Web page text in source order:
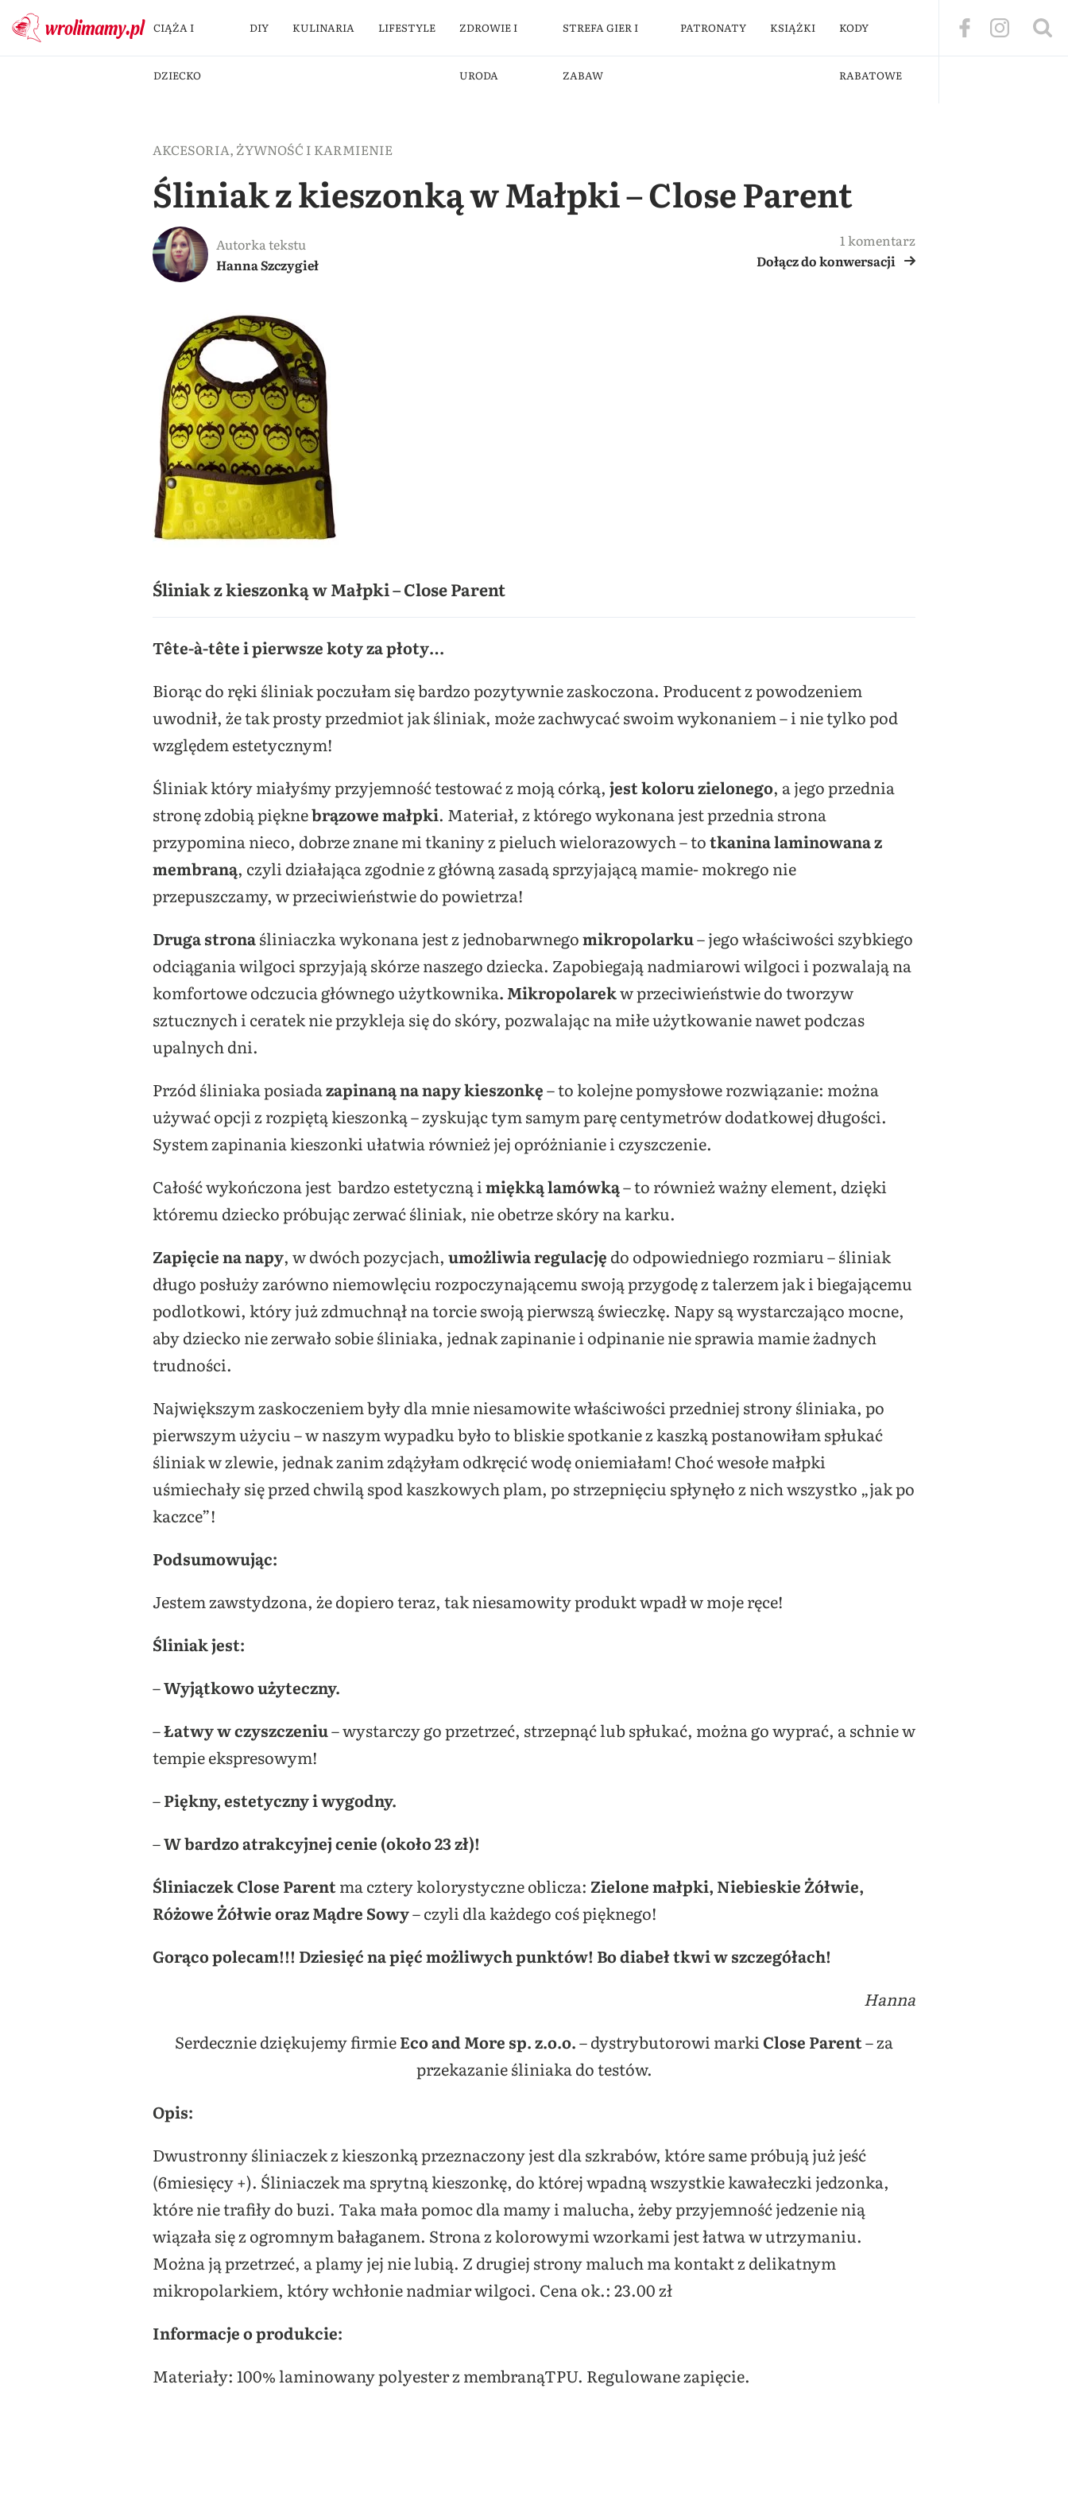
CIĄŻA I
DZIECKO
DIY KULINARIA LIFESTYLE ZDROWIE I
URODA
STREFA GIER I
ZABAW
PATRONATY KSIĄŻKI KODY
RABATOWE
AKCESORIA, ŻYWNOŚĆ I KARMIENIE
Śliniak z kieszonką w Małpki – Close Parent
Autorka tekstu
Hanna Szczygieł
1 komentarz
Dołącz do konwersacji
Śliniak z kieszonką w Małpki – Close Parent
Tête-à-tête i pierwsze koty za płoty…
Biorąc do ręki śliniak poczułam się bardzo pozytywnie zaskoczona. Producent z powodzeniem
uwodnił, że tak prosty przedmiot jak śliniak, może zachwycać swoim wykonaniem – i nie tylko pod
względem estetycznym!
Śliniak który miałyśmy przyjemność testować z moją córką, jest koloru zielonego, a jego przednia
stronę zdobią pięknebrązowe małpki. Materiał, z którego wykonana jest przednia strona
przypomina nieco, dobrze znane mi tkaniny z pieluch wielorazowych – totkanina laminowana z
membraną, czyli działająca zgodnie z główną zasadą sprzyjającą mamie- mokrego nie
przepuszczamy, w przeciwieństwie do powietrza!
Druga stronaśliniaczka wykonana jest z jednobarwnegomikropolarku– jego właściwości szybkiego
odciągania wilgoci sprzyjają skórze naszego dziecka. Zapobiegają nadmiarowi wilgoci i pozwalają na
komfortowe odczucia głównego użytkownika. Mikropolarekw przeciwieństwie do tworzyw
sztucznych i ceratek nie przykleja się do skóry, pozwalając na miłe użytkowanie nawet podczas
upalnych dni.
Przód śliniaka posiadazapinaną na napy kieszonkę– to kolejne pomysłowe rozwiązanie: można
używać opcji z rozpiętą kieszonką – zyskując tym samym parę centymetrów dodatkowej długości.
System zapinania kieszonki ułatwia również jej opróżnianie i czyszczenie.
Całość wykończona jest bardzo estetyczną imiękką lamówką– to również ważny element, dzięki
któremu dziecko próbując zerwać śliniak, nie obetrze skóry na karku.
Zapięcie na napy, w dwóch pozycjach, umożliwia regulację do odpowiedniego rozmiaru – śliniak
długo posłuży zarówno niemowlęciu rozpoczynającemu swoją przygodę z talerzem jak i biegającemu
podlotkowi, który już zdmuchnął na torcie swoją pierwszą świeczkę. Napy są wystarczająco mocne,
aby dziecko nie zerwało sobie śliniaka, jednak zapinanie i odpinanie nie sprawia mamie żadnych
trudności.
Największym zaskoczeniem były dla mnie niesamowite właściwości przedniej strony śliniaka, po
pierwszym użyciu – w naszym wypadku było to bliskie spotkanie z kaszką postanowiłam spłukać
śliniak w zlewie, jednak zanim zdążyłam odkręcić wodę oniemiałam! Choć wesołe małpki
uśmiechały się przed chwilą spod kaszkowych plam, po strzepnięciu spłynęło z nich wszystko „jak po
kaczce”!
Podsumowując:
Jestem zawstydzona, że dopiero teraz, tak niesamowity produkt wpadł w moje ręce!
Śliniak jest:
–Wyjątkowo użyteczny.
–Łatwy w czyszczeniu– wystarczy go przetrzeć, strzepnąć lub spłukać, można go wyprać, a schnie w
tempie ekspresowym!
–Piękny, estetyczny i wygodny.
–W bardzo atrakcyjnej cenie (około 23 zł)!
Śliniaczek Close Parentma cztery kolorystyczne oblicza: Zielone małpki, Niebieskie Żółwie,
Różowe Żółwie oraz Mądre Sowy– czyli dla każdego coś pięknego!
Gorąco polecam!!! Dziesięć na pięć możliwych punktów! Bo diabeł tkwi w szczegółach!
Hanna
Serdecznie dziękujemy firmieEco and More sp. z.o.o.– dystrybutorowi markiClose Parent– za
przekazanie śliniaka do testów.
Opis:
Dwustronny śliniaczek z kieszonką przeznaczony jest dla szkrabów, które same próbują już jeść
(6miesięcy +). Śliniaczek ma sprytną kieszonkę, do której wpadną wszystkie kawałeczki jedzonka,
które nie trafiły do buzi. Taka mała pomoc dla mamy i malucha, żeby przyjemność jedzenie nią
wiązała się z ogromnym bałaganem. Strona z kolorowymi wzorkami jest łatwa w utrzymaniu.
Można ją przetrzeć, a plamy jej nie lubią. Z drugiej strony maluch ma kontakt z delikatnym
mikropolarkiem, który wchłonie nadmiar wilgoci. Cena ok.: 23.00 zł
Informacje o produkcie:
Materiały: 100% laminowany polyester z membranąTPU. Regulowane zapięcie.